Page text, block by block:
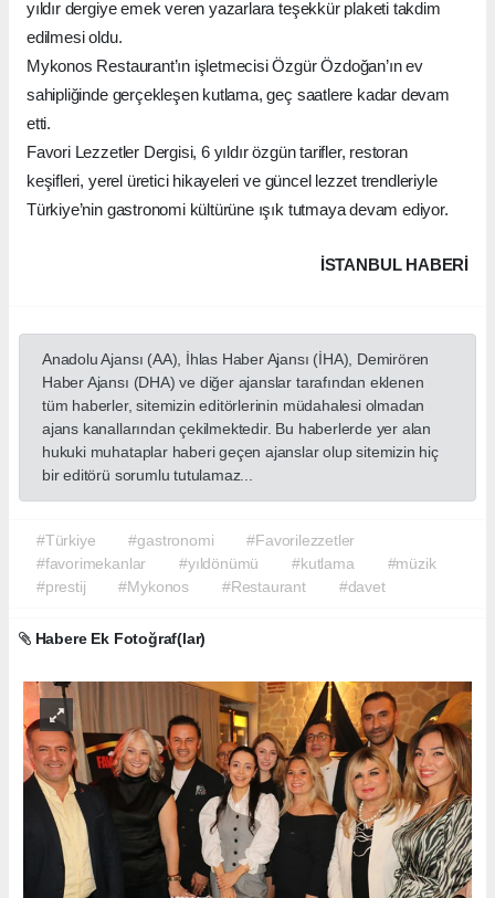
yıldır dergiye emek veren yazarlara teşekkür plaketi takdim
edilmesi oldu.
Mykonos Restaurant’ın işletmecisi Özgür Özdoğan’ın ev
sahipliğinde gerçekleşen kutlama, geç saatlere kadar devam
etti.
Favori Lezzetler Dergisi, 6 yıldır özgün tarifler, restoran
keşifleri, yerel üretici hikayeleri ve güncel lezzet trendleriyle
Türkiye’nin gastronomi kültürüne ışık tutmaya devam ediyor.
İSTANBUL HABERİ
Anadolu Ajansı (AA), İhlas Haber Ajansı (İHA), Demirören
Haber Ajansı (DHA) ve diğer ajanslar tarafından eklenen
tüm haberler, sitemizin editörlerinin müdahalesi olmadan
ajans kanallarından çekilmektedir. Bu haberlerde yer alan
hukuki muhataplar haberi geçen ajanslar olup sitemizin hiç
bir editörü sorumlu tutulamaz...
#Türkiye #gastronomi
#Favorilezzetler
#favorimekanlar
#yıldönümü #kutlama
#müzik
#prestij
#Mykonos #Restaurant #davet
Habere Ek Fotoğraf(lar)